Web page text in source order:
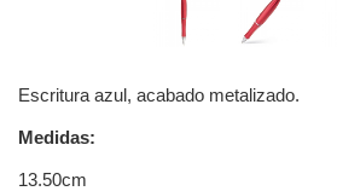
Escritura azul, acabado metalizado.
Medidas:
13.50cm